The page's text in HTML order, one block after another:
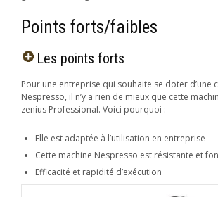
Points forts/faibles
Les points forts
Pour une entreprise qui souhaite se doter d’une
Nespresso, il n’y a rien de mieux que cette
zenius Professional. Voici pourquoi :
Elle est adaptée à l’utilisation en entreprise
Cette machine Nespresso est résistante et
Efficacité et rapidité d’exécution